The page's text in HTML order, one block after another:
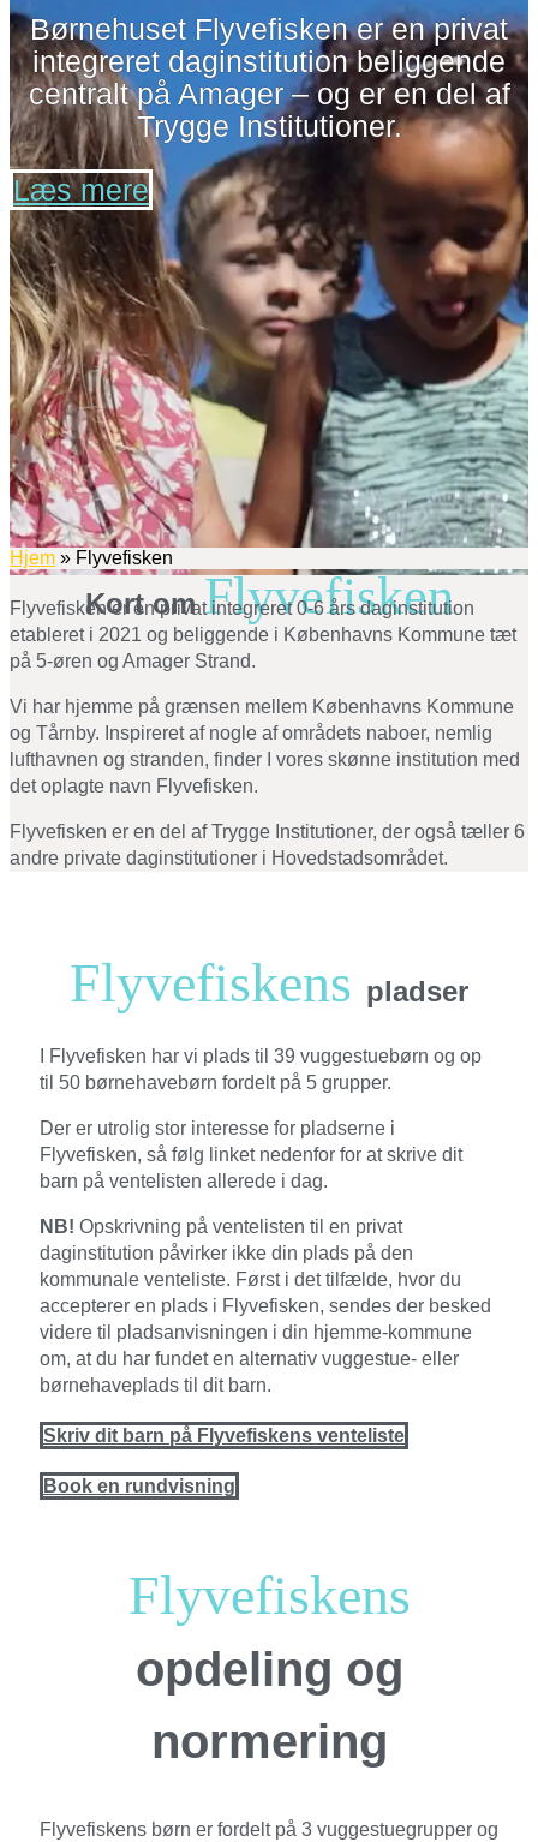
Børnehuset Flyvefisken er en privat
integreret daginstitution beliggende
centralt på Amager – og er en del af
Trygge Institutioner.
Læs mere
Hjem » Flyvefisken
Kort omFlyvefisken
Flyvefisken er en privat integreret 0-6 års daginstitution
etableret i 2021 og beliggende i Københavns Kommune tæt
på 5-øren og Amager Strand.
Vi har hjemme på grænsen mellem Københavns Kommune
og Tårnby. Inspireret af nogle af områdets naboer, nemlig
lufthavnen og stranden, finder I vores skønne institution med
det oplagte navn Flyvefisken.
Flyvefisken er en del af Trygge Institutioner, der også tæller 6
andre private daginstitutioner i Hovedstadsområdet.
Flyvefiskens pladser
I Flyvefisken har vi plads til 39 vuggestuebørn og op
til 50 børnehavebørn fordelt på 5 grupper.
Der er utrolig stor interesse for pladserne i
Flyvefisken, så følg linket nedenfor for at skrive dit
barn på ventelisten allerede i dag.
NB! Opskrivning på ventelisten til en privat
daginstitution påvirker ikke din plads på den
kommunale venteliste. Først i det tilfælde, hvor du
accepterer en plads i Flyvefisken, sendes der besked
videre til pladsanvisningen i din hjemme-kommune
om, at du har fundet en alternativ vuggestue- eller
børnehaveplads til dit barn.
Skriv dit barn på Flyvefiskens venteliste
Book en rundvisning
Flyvefiskens
opdeling og
normering
Flyvefiskens børn er fordelt på 3 vuggestuegrupper og